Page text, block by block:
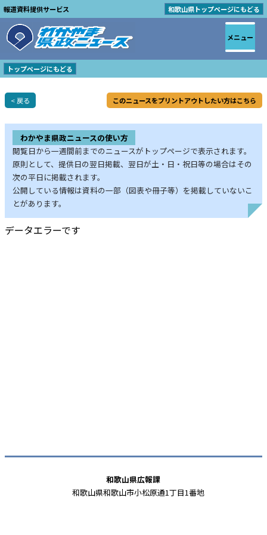
報道資料提供サービス 和歌山県トップページにもどる
トップページにもどる
< 戻る このニュースをプリントアウトしたい方はこちら
わかやま県政ニュースの使い方
閲覧日から一週間前までのニュースがトップページで表示されます。
原則として、提供日の翌日掲載、翌日が土・日・祝日等の場合はその
次の平日に掲載されます。
公開している情報は資料の一部（図表や冊子等）を掲載していないこ
とがあります。
データエラーです
メニュー
和歌山県広報課
和歌山県和歌山市小松原通1丁目1番地